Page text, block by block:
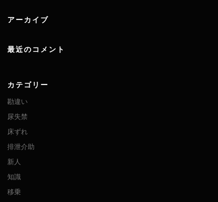
アーカイブ
最近のコメント
カテゴリー
勘違い
尿失禁
床ずれ
排泄介助
新人
知識
移乗